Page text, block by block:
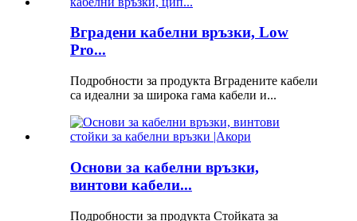
Вградени кабелни връзки, Low
Pro...
Подробности за продукта Вградените кабели
са идеални за широка гама кабели и...
Основи за кабелни връзки,
винтови кабели...
Подробности за продукта Стойката за